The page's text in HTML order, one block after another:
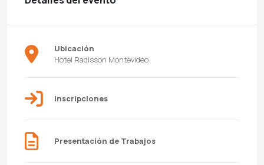
Ubicación
Hotel Radisson Montevideo
Inscripciones
Presentación de Trabajos